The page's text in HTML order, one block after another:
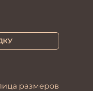
размеров